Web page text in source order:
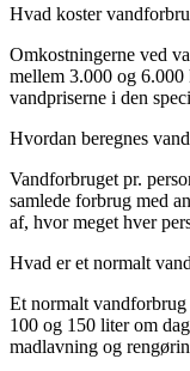
Hvad koster
Omkostningerne ved
mellem 3.000 og
vandpriserne i den
Hvordan beregnes
Vandforbruget pr.
samlede forbrug med
af, hvor meget hver
Hvad er et normalt
Et normalt
100 og 150 liter om
madlavning og